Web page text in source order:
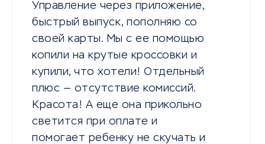
Управление через приложение,
быстрый выпуск, пополняю со
своей карты. Мы с ее помощью
копили на крутые кроссовки и
купили, что хотели! Отдельный
плюс — отсутствие комиссий.
Красота! А еще она прикольно
светится при оплате и
помогает ребенку не скучать и